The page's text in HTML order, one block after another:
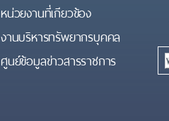
หน่วยงานที่เกียวข้อง
งานบริหารทรัพยากรบุคคล
ศูนย์ข้อมูลข่าวสารราชการ